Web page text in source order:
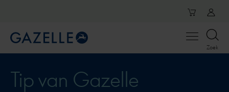
Open
Zoek
Tip van Gazelle